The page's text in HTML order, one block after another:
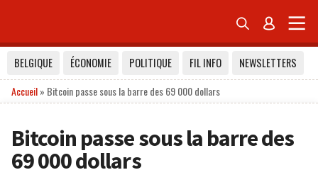
 
BELGIQUE ÉCONOMIE POLITIQUE FIL INFO
NEWSLETTERS
Accueil» Bitcoin passe sous la barre des 69 000 dollars
Bitcoin passe sous la barre des
69 000 dollars